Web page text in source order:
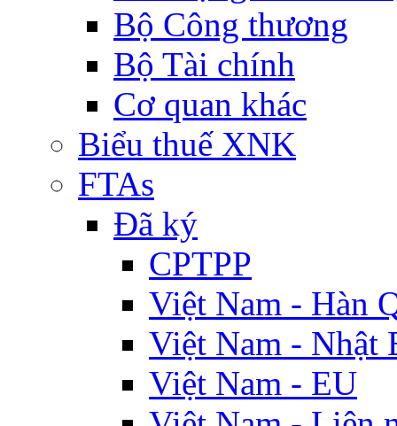
Bộ Công thương
Bộ Tài chính
Cơ quan khác
Biểu thuế XNK
FTAs
Đã ký
CPTPP
Việt Nam - Hàn
Việt Nam - Nhật
Việt Nam - EU